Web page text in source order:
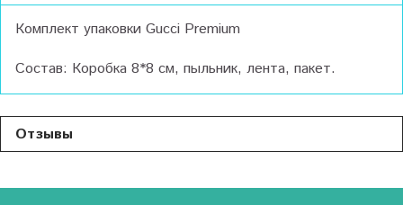
Комплект упаковки Gucci Premium
Состав: Коробка 8*8 см, пыльник, лента, пакет.
Отзывы